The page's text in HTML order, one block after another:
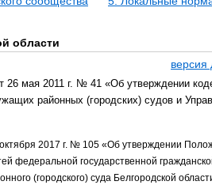
области
версия
26 мая 2011 г. № 41 «Об утверждении
районных (городских) судов и
2017 г. № 105 «Об утверждении
федеральной государственной
(городского) суда Белгородской